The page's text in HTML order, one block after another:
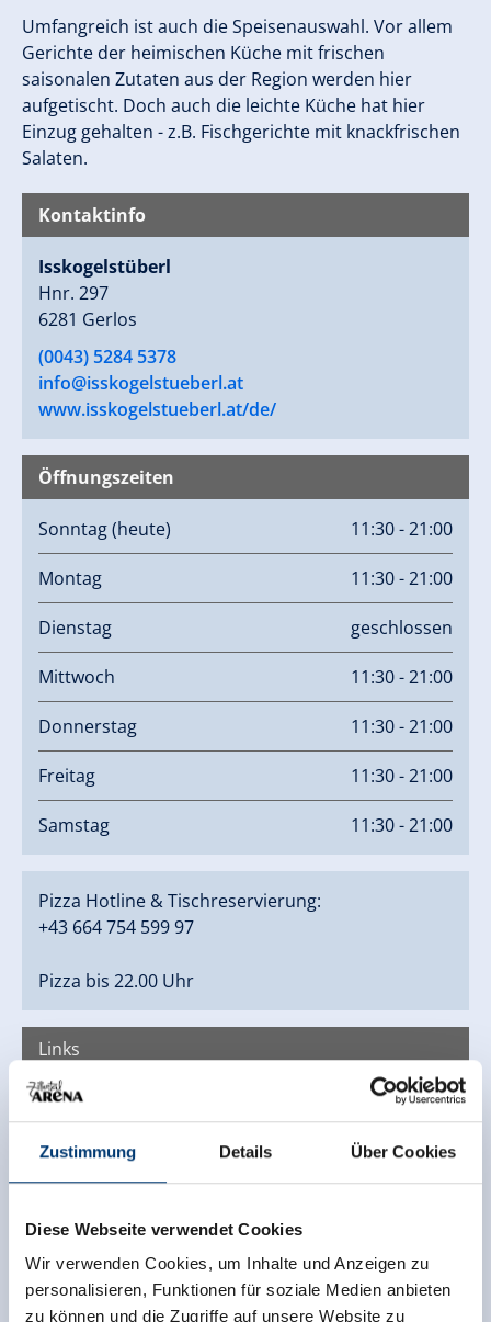
Zustimmung Details Über Cookies
Diese Webseite verwendet Cookies
Wir verwenden Cookies, um Inhalte und Anzeigen zu
personalisieren, Funktionen für soziale Medien anbieten
zu können und die Zugriffe auf unsere Website zu
Umfangreich ist auch die Speisenauswahl. Vor allem
Gerichte der heimischen Küche mit frischen
saisonalen Zutaten aus der Region werden hier
aufgetischt. Doch auch die leichte Küche hat hier
Einzug gehalten - z.B. Fischgerichte mit knackfrischen
Salaten.
Kontaktinfo
Isskogelstüberl
Hnr. 297
6281 Gerlos
(0043) 5284 5378
info@isskogelstueberl.at
www.isskogelstueberl.at/de/
Öffnungszeiten
Sonntag(heute) 11:30 - 21:00
Montag 11:30 - 21:00
Dienstag geschlossen
Mittwoch 11:30 - 21:00
Donnerstag 11:30 - 21:00
Freitag 11:30 - 21:00
Samstag 11:30 - 21:00
Pizza Hotline & Tischreservierung:
+43 664 754 599 97
Pizza bis 22.00 Uhr
Links
Homepage